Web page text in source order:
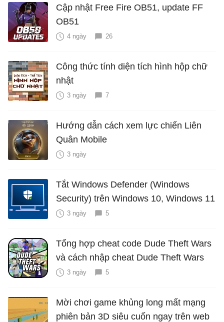
Cập nhật Free Fire OB51, update FF
OB51
4 ngày 26
Công thức tính diện tích hình hộp chữ
nhật
3 ngày 7
Hướng dẫn cách xem lực chiến Liên
Quân Mobile
3 ngày
Tắt Windows Defender (Windows
Security) trên Windows 10, Windows 11
3 ngày 5
Tổng hợp cheat code Dude Theft Wars
và cách nhập cheat Dude Theft Wars
3 ngày 5
Mời chơi game khủng long mất mạng
phiên bản 3D siêu cuốn ngay trên web